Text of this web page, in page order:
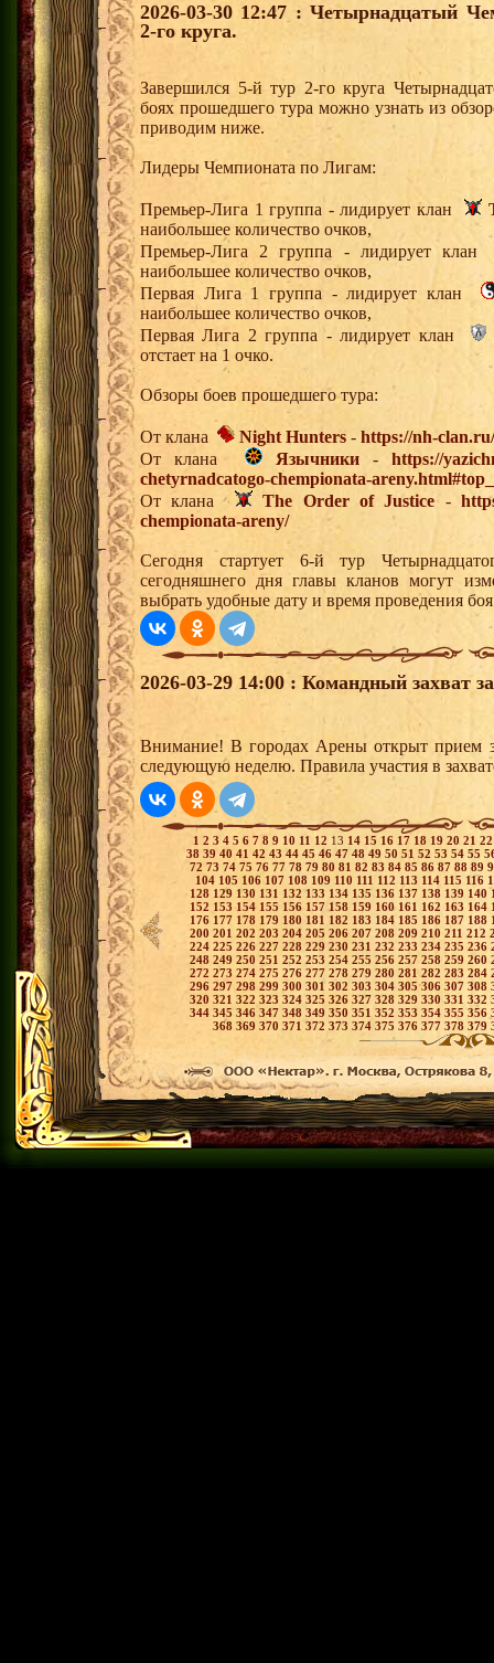
2026-03-30 12:47 : Четырнадцатый
2-го круга.
Завершился 5-й тур 2-го круга
боях прошедшего тура можно узнать из
приводим ниже.
Лидеры Чемпионата по Лигам:
Премьер-Лига 1 группа - лидирует клан
наибольшее количество очков,
Премьер-Лига 2 группа - лидирует
наибольшее количество очков,
Первая Лига 1 группа - лидирует клан
наибольшее количество очков,
Первая Лига 2 группа - лидирует клан
отстает на 1 очко.
Обзоры боев прошедшего тура:
От клана Night Hunters - https://nh-
От клана
Язычники-https://
chetyrnadcatogo-chempionata-
От клана
The Order of Justice -
chempionata-areny/
Сегодня стартует 6-й тур
сегодняшнего дня главы кланов могут
выбрать удобные дату и время проведения
2026-03-29 14:00 : Командный захват
Внимание! В городах Арены открыт прием
следующую неделю. Правила участия в
1 2 3 4 5 6 7 8 9 10 11 12 13 14 15 16 17 18 19 20 21
38 39 40 41 42 43 44 45 46 47 48 49 50 51 52 53 54 55
72 73 74 75 76 77 78 79 80 81 82 83 84 85 86 87 88 89
104 105 106 107 108 109 110 111 112 113 114 115 116
128 129 130 131 132 133 134 135 136 137 138 139 140
152 153 154 155 156 157 158 159 160 161 162 163 164
176 177 178 179 180 181 182 183 184 185 186 187 188
200 201 202 203 204 205 206 207 208 209 210 211 212
224 225 226 227 228 229 230 231 232 233 234 235 236
248 249 250 251 252 253 254 255 256 257 258 259 260
272 273 274 275 276 277 278 279 280 281 282 283 284
296 297 298 299 300 301 302 303 304 305306 307 308
320 321 322 323 324 325 326 327 328 329 330 331 332
344 345 346 347 348 349 350 351 352 353 354 355 356
368 369 370 371 372 373 374 375 376 377 378 379